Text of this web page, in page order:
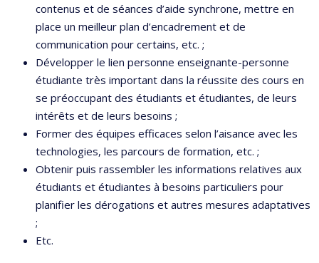
contenus et de séances d’aide synchrone, mettre en
place un meilleur plan d’encadrement et de
communication pour certains, etc. ;
Développer le lien personne enseignante-personne
étudiante très important dans la réussite des cours en
se préoccupant des étudiants et étudiantes, de leurs
intérêts et de leurs besoins ;
Former des équipes efficaces selon l’aisance avec les
technologies, les parcours de formation, etc. ;
Obtenir puis rassembler les informations relatives aux
étudiants et étudiantes à besoins particuliers pour
planifier les dérogations et autres mesures adaptatives
;
Etc.